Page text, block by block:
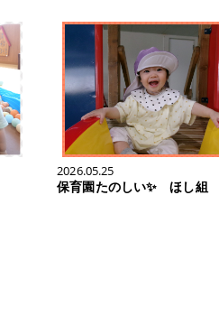
2026.05.25
保育園たのしい✨ ほし組